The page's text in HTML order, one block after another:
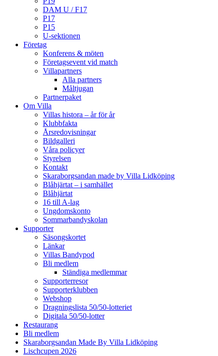
DAM U / F17
P17
P15
U-sektionen
Företag
Konferens & möten
Företagsevent vid match
Villapartners
Alla partners
Måltjugan
Partnerpaket
Om Villa
Villas histora – år för år
Klubbfakta
Årsredovisningar
Bildgalleri
Våra policyer
Styrelsen
Kontakt
Skaraborgsandan made by Villa Lidköping
Blåhjärtat – i samhället
Blåhjärtat
16 till A-lag
Ungdomskonto
Sommarbandyskolan
Supporter
Säsongskortet
Länkar
Villas Bandypod
Bli medlem
Ständiga medlemmar
Supporterresor
Supporterklubben
Webshop
Dragningslista 50/50-lotteriet
Digitala 50/50-lotter
Restaurang
Bli medlem
Skaraborgsandan Made By Villa Lidköping
Lischcupen 2026